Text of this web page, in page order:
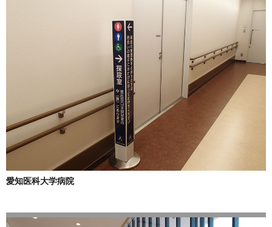
愛知医科大学病院